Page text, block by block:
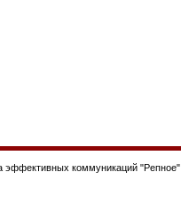
эффективных коммуникаций "Репное"